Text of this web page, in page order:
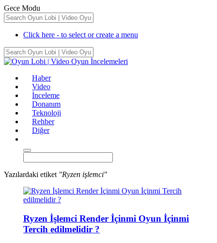
Gece Modu
Click here - to select or create a menu
Haber
Video
İnceleme
Donanım
Teknoloji
Rehber
Diğer
Yazılardaki etiket "Ryzen işlemci"
Ryzen İşlemci Render İçinmi Oyun İçinmi
Tercih edilmelidir ?